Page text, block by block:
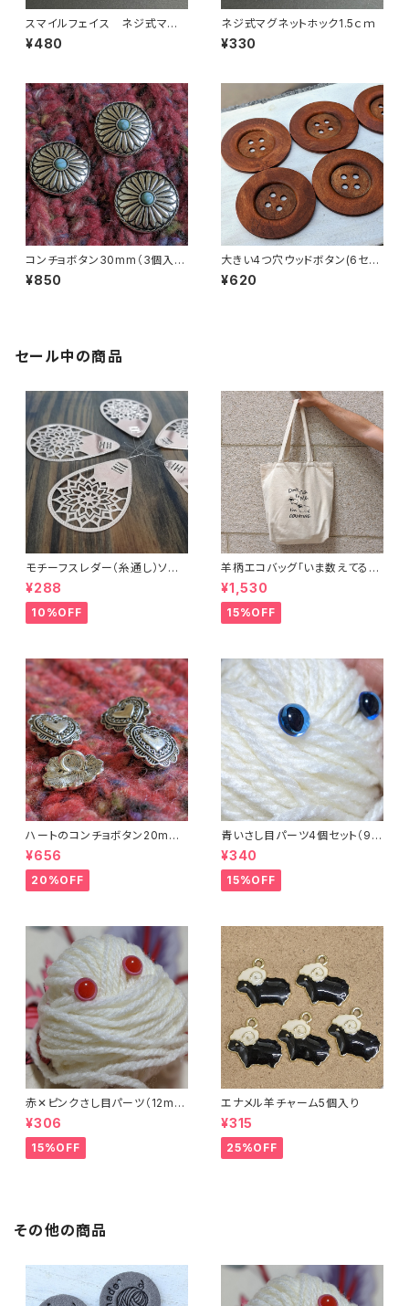
スマイルフェイス ネジ式マグ
ネットホック3ｃｍ
¥480
ネジ式マグネットホック1.5ｃｍ
¥330
コンチョボタン30mm（3個入
り）
¥850
大きい4つ穴ウッドボタン(6セン
チ)(2個セット)
¥620
セール中の商品
モチーフスレダー（糸通し）ソー
イング小物
¥288
10%OFF
羊柄エコバッグ「いま数えてるか
ら話しかけないで」キャンバスト
ートバッグ
¥1,530
15%OFF
ハートのコンチョボタン20mm
（4個入り）
¥656
20%OFF
青いさし目パーツ4個セット（9m
m）（プラスチックドールアイ）
¥340
15%OFF
赤✕ピンクさし目パーツ（12m
m）（4個セット）
¥306
15%OFF
エナメル羊チャーム5個入り
¥315
25%OFF
その他の商品